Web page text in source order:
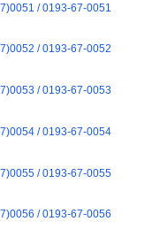
/ 0193-67-0051
/ 0193-67-0052
/ 0193-67-0053
/ 0193-67-0054
/ 0193-67-0055
/ 0193-67-0056